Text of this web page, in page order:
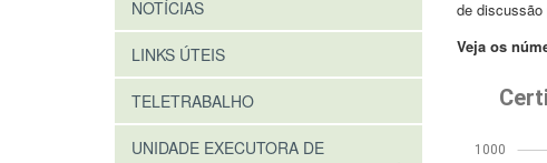
NOTÍCIAS
LINKS ÚTEIS
TELETRABALHO
UNIDADE EXECUTORA DE
de discussão
Veja os